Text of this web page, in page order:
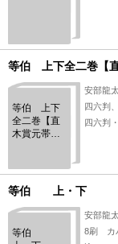
等伯 上下全二巻【
等伯 上下
全二巻【直
木賞元帯賞
安部龍
四六判
四六判
等伯 上・下
等伯
安部龍
8刷 カ